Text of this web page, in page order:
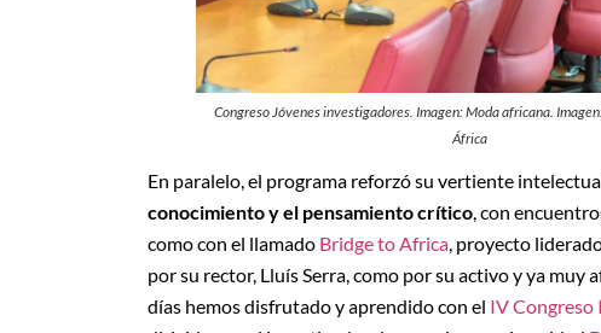
Congreso Jóvenes investigadores. Imagen: Moda africana.
África
En paralelo, el programa reforzó su vertiente
conocimiento y el pensamiento crítico, con
como con el llamado Bridge to Africa, proyecto
por su rector, Lluís Serra, como por su activo y ya
días hemos disfrutado y aprendido con el IV Congreso